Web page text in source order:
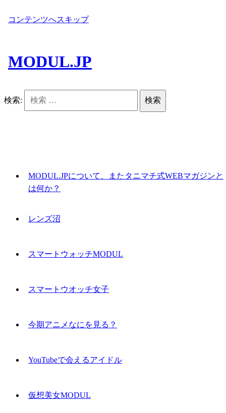
コンテンツへスキップ
MODUL.JP
検索:
MODUL.JPについて、またタニマチ式WEBマガジンと
は何か？
レンズ沼
スマートウォッチMODUL
スマートウオッチ女子
今期アニメなにを見る？
YouTubeで会えるアイドル
仮想美女MODUL